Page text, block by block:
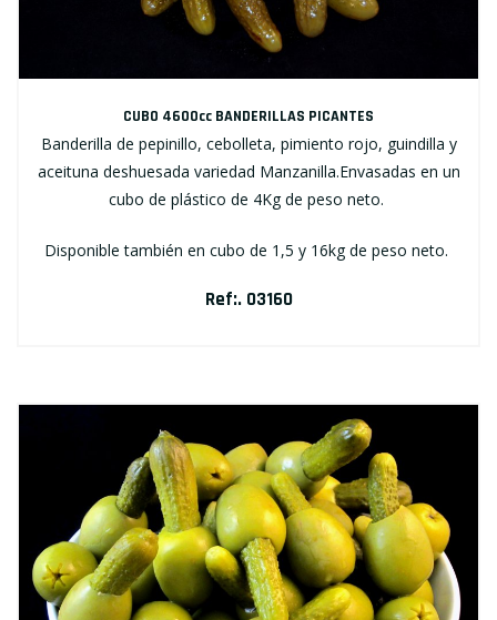
CUBO 4600cc BANDERILLAS PICANTES
Banderilla de pepinillo, cebolleta, pimiento rojo, guindilla y
aceituna deshuesada variedad Manzanilla.Envasadas en un
cubo de plástico de 4Kg de peso neto.
Disponible también en cubo de 1,5 y 16kg de peso neto.
Ref:. 03160